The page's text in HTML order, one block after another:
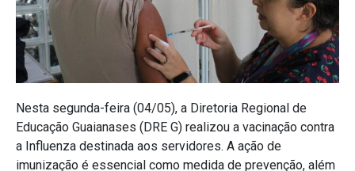
Nesta segunda-feira (04/05), a Diretoria Regional de
Educação Guaianases (DRE G) realizou a vacinação contra
a Influenza destinada aos servidores. A ação de
imunização é essencial como medida de prevenção, além